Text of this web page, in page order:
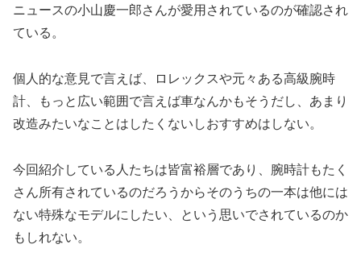
ニュースの小山慶一郎さんが愛用されているのが確認され
ている。
個人的な意見で言えば、ロレックスや元々ある高級腕時
計、もっと広い範囲で言えば車なんかもそうだし、あまり
改造みたいなことはしたくないしおすすめはしない。
今回紹介している人たちは皆富裕層であり、腕時計もたく
さん所有されているのだろうからそのうちの一本は他には
ない特殊なモデルにしたい、という思いでされているのか
もしれない。